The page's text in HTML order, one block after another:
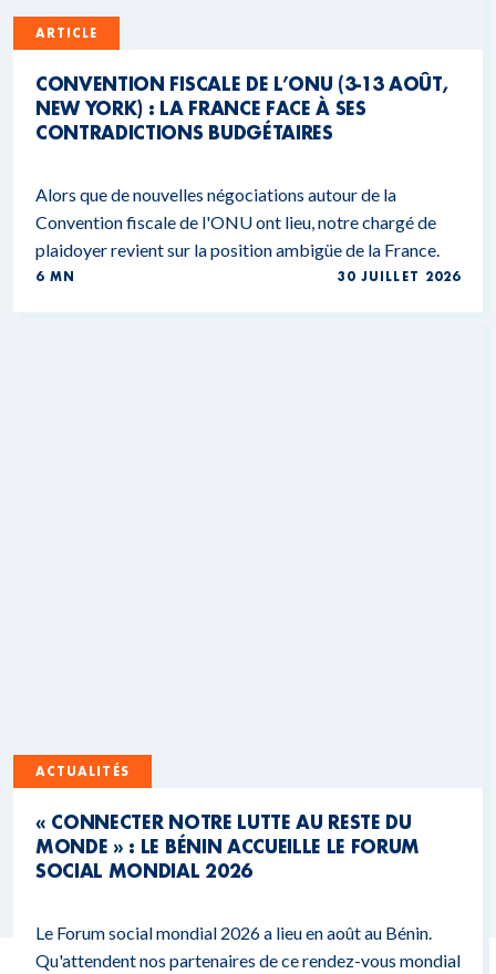
ARTICLE
CONVENTION FISCALE DE L’ONU (3-13 AOÛT,
NEW YORK) : LA FRANCE FACE À SES
CONTRADICTIONS BUDGÉTAIRES
Alors que de nouvelles négociations autour de la
Convention fiscale de l'ONU ont lieu, notre chargé de
plaidoyer revient sur la position ambigüe de la France.
6 MN 30 JUILLET 2026
ACTUALITÉS
« CONNECTER NOTRE LUTTE AU RESTE DU
MONDE » : LE BÉNIN ACCUEILLE LE FORUM
SOCIAL MONDIAL 2026
Le Forum social mondial 2026 a lieu en août au Bénin.
Qu'attendent nos partenaires de ce rendez-vous mondial